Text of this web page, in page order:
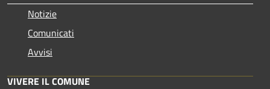
Notizie
Comunicati
Avvisi
VIVERE IL COMUNE